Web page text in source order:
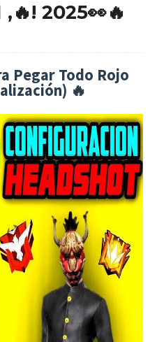
2025👀🔥
Pegar Todo Rojo
🔥